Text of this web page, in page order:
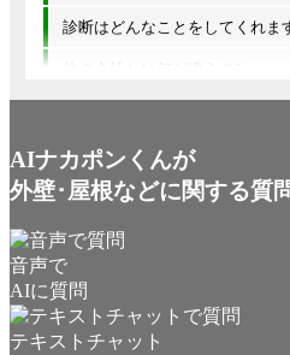
診断はどんなことをしてくれま
他の会社とは何が違うの?
AIナカポンくんが
外壁･屋根などに関する質
音声で
AIに質問
テキストチャット